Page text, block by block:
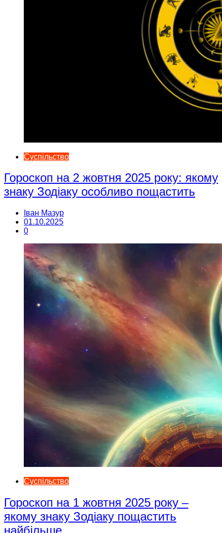
Суспільство
Гороскоп на 2 жовтня 2025 року: якому
знаку Зодіаку особливо пощастить
Іван Мазур
01.10.2025
0
Суспільство
Гороскоп на 1 жовтня 2025 року –
якому знаку Зодіаку пощастить